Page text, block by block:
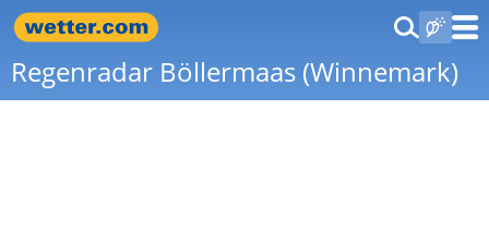
Regenradar Böllermaas (Winnemark)